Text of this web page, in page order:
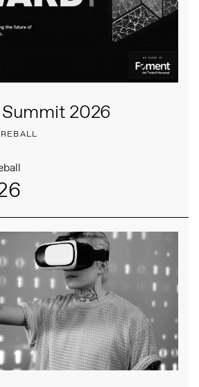
2026